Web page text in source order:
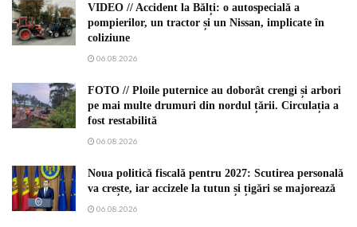
VIDEO // Accident la Bălți: o autospecială a
pompierilor, un tractor și un Nissan, implicate în
coliziune
06.08.2026
FOTO // Ploile puternice au doborât crengi și arbori
pe mai multe drumuri din nordul țării. Circulația a
fost restabilită
06.08.2026
Noua politică fiscală pentru 2027: Scutirea personală
va crește, iar accizele la tutun și țigări se majorează
06.08.2026